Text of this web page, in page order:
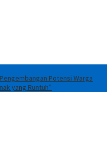
Potensi Warga
yang Runtuh”